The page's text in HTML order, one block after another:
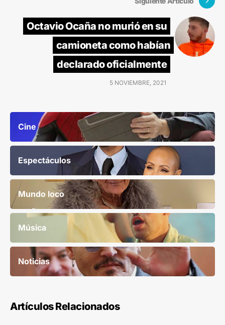
Octavio Ocaña no murió en su
camioneta como habían
declarado oficialmente
5 NOVIEMBRE, 2021
Cine
Espectáculos
Mundo loco
Música
Noticias
Artículos Relacionados